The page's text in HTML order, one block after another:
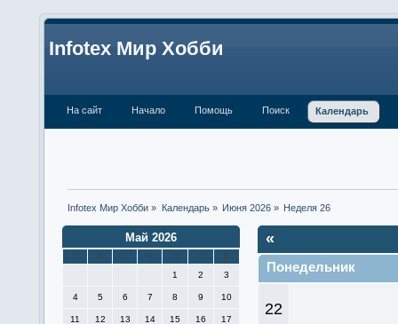
Infotex Мир Хобби
На сайт Начало Помощь Поиск Календарь
Infotex Мир Хобби » Календарь» Июня 2026» Неделя 26
Май 2026
П В С Ч П С
В
1
2 3
4 5 6 7 8 9 10
11 12 13 14 15 16 17
«
Понедельник
22